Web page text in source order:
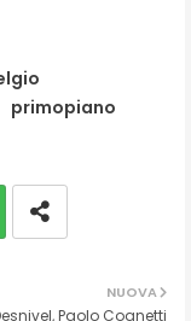
primopiano
NUOVA
Paolo Cognetti